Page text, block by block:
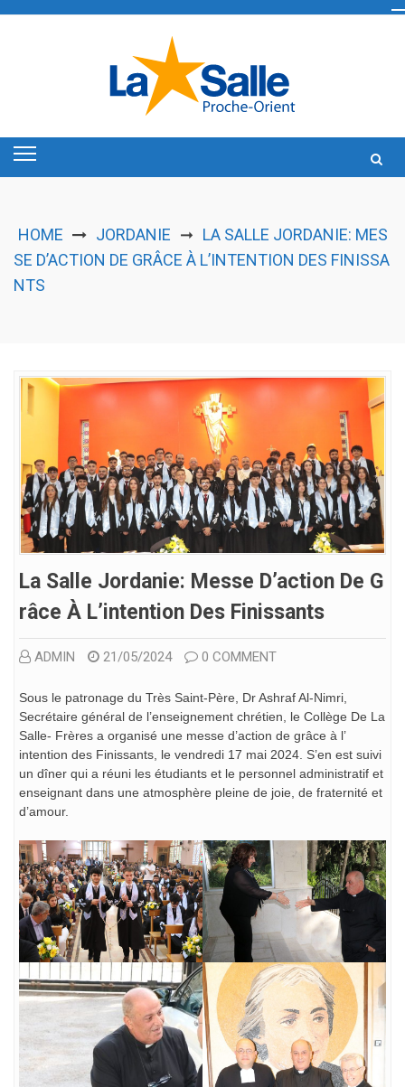
HOME JORDANIE ➞ LA SALLE JORDANIE: MES
SE D’ACTION DE GRÂCE À L’INTENTION DES FINISSA
NTS
La Salle Jordanie: Messe D’action De G
Râce À L’intention Des Finissants
ADMIN 21/05/2024 0 COMMENT
Sous le patronage du Très Saint-Père, Dr Ashraf Al-Nimri,
Secrétaire général de l’enseignement chrétien, le Collège De La
Salle- Frères a organisé une messe d’action de grâce à l’
intention des Finissants, le vendredi 17 mai 2024. S’en est suivi
un dîner qui a réuni les étudiants et le personnel administratif et
enseignant dans une atmosphère pleine de joie, de fraternité et
d’amour.